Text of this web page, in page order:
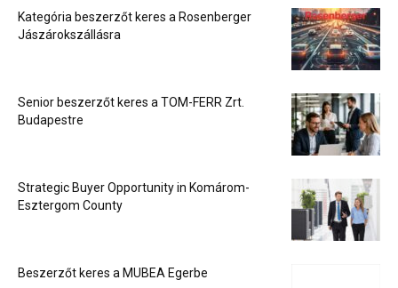
Kategória beszerzőt keres a Rosenberger
Jászárokszállásra
Senior beszerzőt keres a TOM-FERR Zrt.
Budapestre
Strategic Buyer Opportunity in Komárom-
Esztergom County
Beszerzőt keres a MUBEA Egerbe